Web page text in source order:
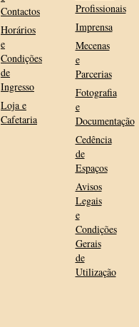
Contactos
Horários
e
Condições
de
Ingresso
Loja e
Cafetaria
Profissionais
Imprensa
Mecenas
e
Parcerias
Fotografia
e
Documentação
Cedência
de
Espaços
Avisos
Legais
e
Condições
Gerais
de
Utilização